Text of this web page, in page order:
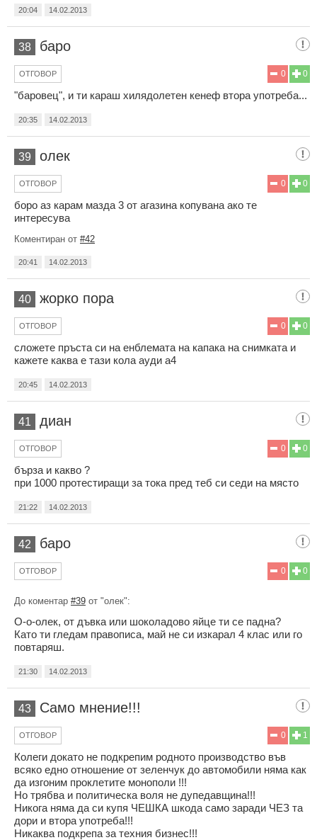
20:04 14.02.2013
38 баро
0
0
ОТГОВОР
"баровец", и ти караш хилядолетен кенеф втора употреба...
20:35 14.02.2013
39 олек
0
0
ОТГОВОР
боро аз карам мазда 3 от агазина копувана ако те
интересува
Коментиран от #42
20:41 14.02.2013
40 жорко пора
0
0
ОТГОВОР
сложете пръста си на енблемата на капака на снимката и
кажете каква е тази кола ауди а4
20:45 14.02.2013
41 диан
0
0
ОТГОВОР
бърза и какво ?
при 1000 протестиращи за тока пред теб си седи на място
21:22 14.02.2013
42 баро
0
0
ОТГОВОР
До коментар #39 от "олек":
О-о-олек, от дъвка или шоколадово яйце ти се падна?
Като ти гледам правописа, май не си изкарал 4 клас или го
повтаряш.
21:30 14.02.2013
43 Само мнение!!!
1
0
ОТГОВОР
Колеги докато не подкрепим родното производство във
всяко едно отношение от зеленчук до автомобили няма как
да изгоним проклетите монополи !!!
Но трябва и политическа воля не дупедавщина!!!
Никога няма да си купя ЧЕШКА шкода само заради ЧЕЗ та
дори и втора употреба!!!
Никаква подкрепа за техния бизнес!!!